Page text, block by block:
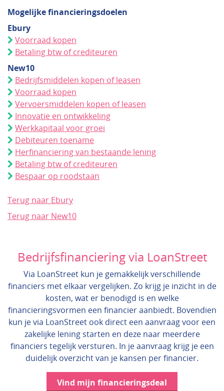
Mogelijke financieringsdoelen
Ebury
Voorraad kopen
Betaling btw of crediteuren
New10
Bedrijfsmiddelen kopen of leasen
Voorraad kopen
Vervoersmiddelen kopen of leasen
Innovatie en ontwikkeling
Werkkapitaal voor groei
Debiteuren toename
Herfinanciering van bestaande lening
Betaling btw of crediteuren
Bespaar op roodstaan
Terug naar Ebury
Terug naar New10
Bedrijfsfinanciering via LoanStreet
Via LoanStreet kun je gemakkelijk verschillende
financiers met elkaar vergelijken. Zo krijg je inzicht in de
kosten, wat er benodigd is en welke
financieringsvormen een financier aanbiedt. Bovendien
kun je via LoanStreet ook direct een aanvraag voor een
zakelijke lening starten en deze naar meerdere
financiers tegelijk versturen. In je aanvraag krijg je een
duidelijk overzicht van je kansen per financier.
Vind mijn financieringsdeal